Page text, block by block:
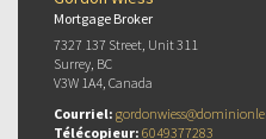
Mortgage Broker
7327 137 Street, Unit 311
Surrey, BC
V3W 1A4, Canada
Courriel:
Télécopieur: 6049377283